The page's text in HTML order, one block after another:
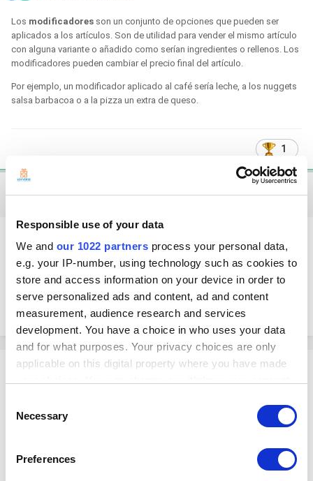
Responsible use of your data
We and our 1022 partners process your personal data,
e.g. your IP-number, using technology such as cookies to
store and access information on your device in order to
serve personalized ads and content, ad and content
measurement, audience research and services
development. You have a choice in who uses your data
and for what purposes. Your privacy choices are only
applicable on this digital property where you have made
the Privacy trigger icon.
Collect information about your geographical
Selection
Necessary
Preferences
Los modificadores son un conjunto de opciones que pueden ser
aplicados a los artículos. Son de utilidad para vender el mismo artículo
con alguna variante o añadido como serían ingredientes o rellenos. Los
modificadores pueden cambiar el precio final del artículo.
Por ejemplo, un modificador aplicado al café sería leche, a los nuggets
salsa barbacoa o a la pizza un extra de queso.
1
1 year later...
Posted October 15, 2019
Como se puede utilizar esta opción. Por ejemplo vendo tortas y algunos
clientes no quieren cebolla o aguacate o salsa o frijoles. Como puedo
darlos de alta sin que modifique el precio de mi articulo
Reinaldo
PostedOctober 16, 2019
On 10/15/2019 at 5:34 PM, Gerardo said:
Como se puede utilizar esta opción. Por ejemplo vendo tortas y
algunos clientes no quieren cebolla o aguacate o salsa o frijoles.